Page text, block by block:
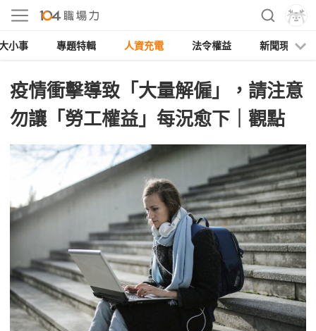
小事 專題特輯 人資充電 法令權益 新聞現場
疫情衝擊導致「大量解僱」，請注意
勿讓「勞工權益」每況愈下｜觀點